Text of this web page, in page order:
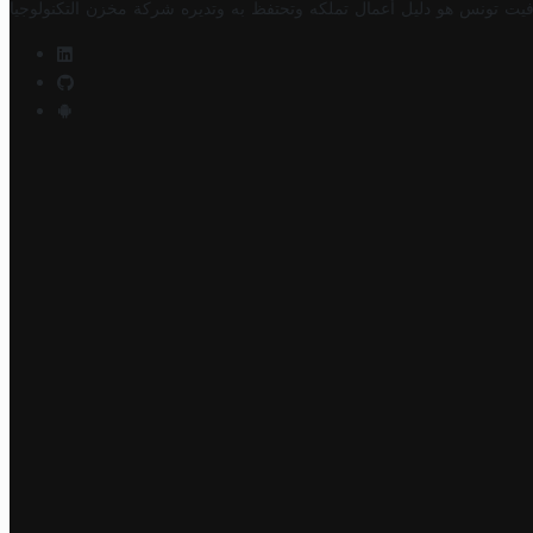
تونس هو دليل أعمال تملكه وتحتفظ به وتديره شركة مخزن التكنولوجيا